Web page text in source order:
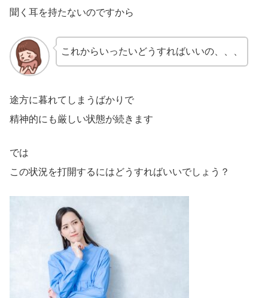
聞く耳を持たないのですから
これからいったいどうすればいいの、、、
途方に暮れてしまうばかりで
精神的にも厳しい状態が続きます
では
この状況を打開するにはどうすればいいでしょう？